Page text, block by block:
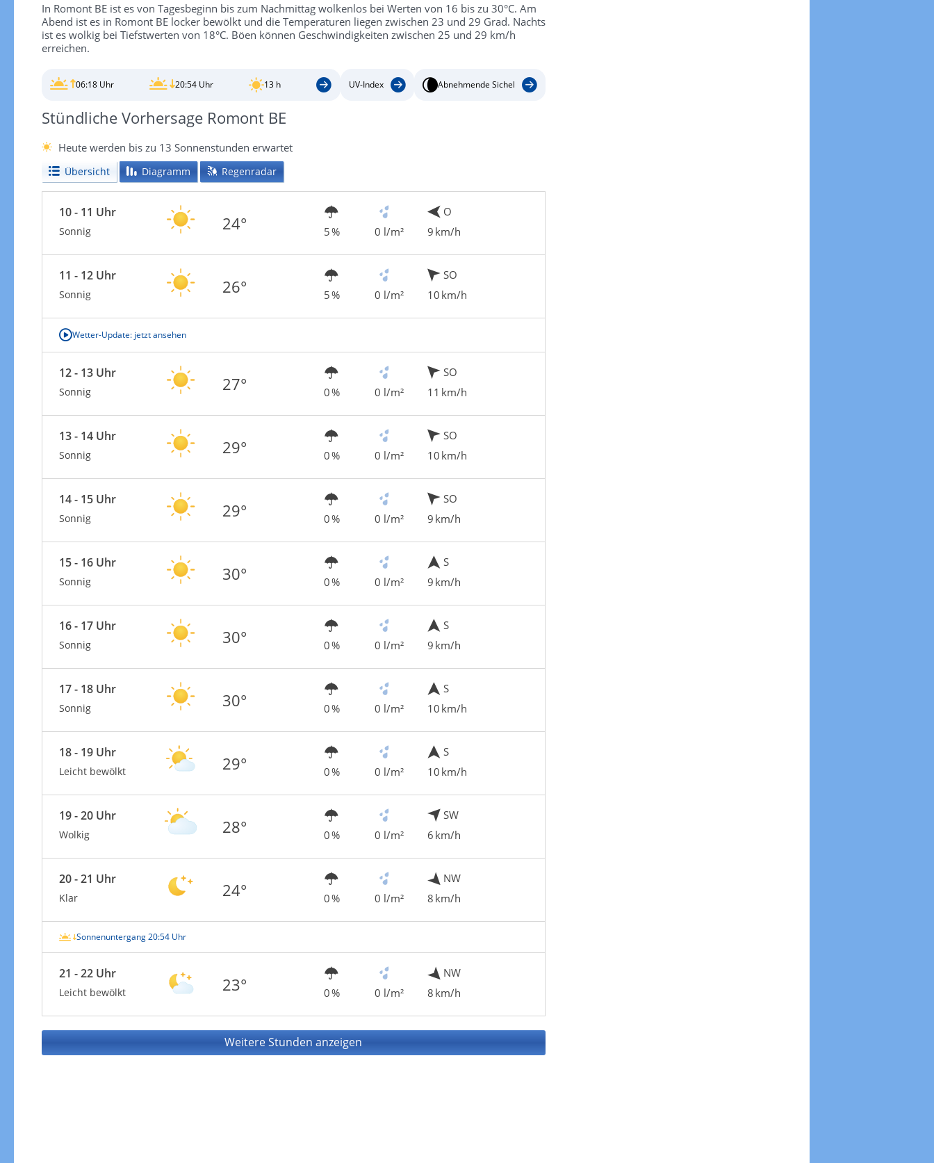
In Romont BE ist es von Tagesbeginn bis zum Nachmittag wolkenlos bei Werten von 16 bis zu 30°C. Am
Abend ist es in Romont BE locker bewölkt und die Temperaturen liegen zwischen 23 und 29 Grad. Nachts
ist es wolkig bei Tiefstwerten von 18°C. Böen können Geschwindigkeiten zwischen 25 und 29 km/h
erreichen.
06:18 Uhr 20:54 Uhr 13 h UV-Index Abnehmende Sichel
Stündliche Vorhersage Romont BE
Heute werden bis zu 13 Sonnenstunden erwartet
Übersicht Diagramm Regenradar
10 - 11 Uhr
Sonnig 24° 5 % 0 l/m²
O
9 km/h
11 - 12 Uhr
Sonnig 26° 5 % 0 l/m²
SO
10 km/h
Wetter-Update: jetzt ansehen
12 - 13 Uhr
Sonnig 27° 0 % 0 l/m²
SO
11 km/h
13 - 14 Uhr
Sonnig 29° 0 % 0 l/m²
SO
10 km/h
14 - 15 Uhr
Sonnig 29° 0 % 0 l/m²
SO
9 km/h
15 - 16 Uhr
Sonnig 30° 0 % 0 l/m²
S
9 km/h
16 - 17 Uhr
Sonnig 30° 0 % 0 l/m²
S
9 km/h
17 - 18 Uhr
Sonnig 30° 0 % 0 l/m²
S
10 km/h
18 - 19 Uhr
Leicht bewölkt 29° 0 % 0 l/m²
S
10 km/h
19 - 20 Uhr
Wolkig 28° 0 % 0 l/m²
SW
6 km/h
20 - 21 Uhr
Klar 24° 0 % 0 l/m²
NW
8 km/h
Sonnenuntergang 20:54 Uhr
21 - 22 Uhr
Leicht bewölkt 23° 0 % 0 l/m²
NW
8 km/h
Weitere Stunden anzeigen